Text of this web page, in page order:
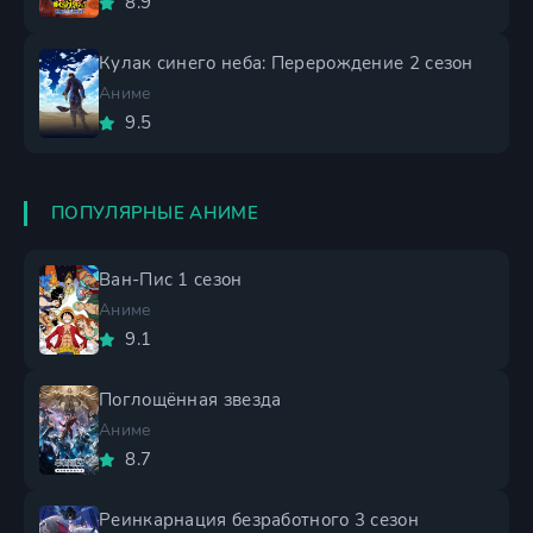
Кулак синего неба: Перерождение 2 сезон
Аниме
9.5
ПОПУЛЯРНЫЕ АНИМЕ
Ван-Пис 1 сезон
Аниме
9.1
Поглощённая звезда
Аниме
8.7
Реинкарнация безработного 3 сезон